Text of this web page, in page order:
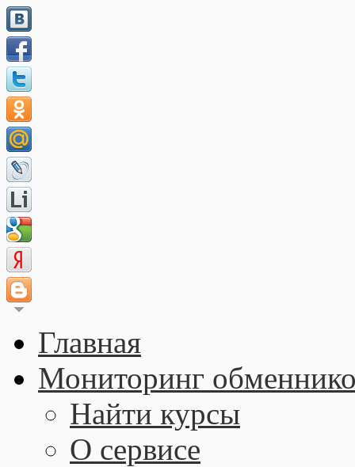
Главная
Мониторинг
Найти курсы
О сервисе